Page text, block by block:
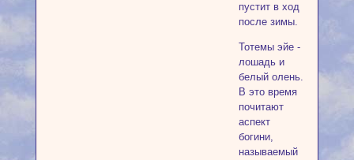
пустит в ход
после зимы.
Тотемы эйе -
лошадь и
белый олень.
В это время
почитают
аспект
богини,
называемый